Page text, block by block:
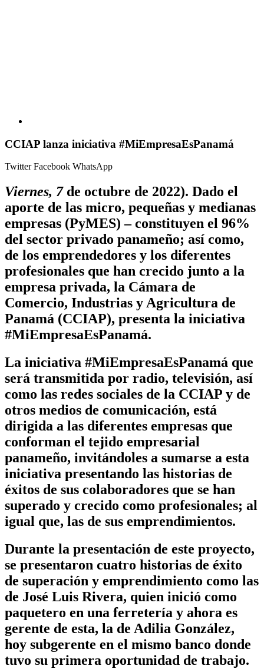
CCIAP lanza iniciativa #MiEmpresaEsPanamá
TwitterFacebook WhatsApp
Viernes, 7de octubre de 2022). Dado el
aporte de las micro, pequeñas y medianas
empresas (PyMES) – constituyen el 96%
del sector privado panameño; así como,
de los emprendedores y los diferentes
profesionales que han crecido junto a la
empresa privada, la Cámara de
Comercio, Industrias y Agricultura de
Panamá (CCIAP), presenta la iniciativa
#MiEmpresaEsPanamá.
La iniciativa #MiEmpresaEsPanamá que
será transmitida por radio, televisión, así
como las redes sociales de la CCIAP y de
otros medios de comunicación, está
dirigida a las diferentes empresas que
conforman el tejido empresarial
panameño, invitándoles a sumarse a esta
iniciativa presentando las historias de
éxitos de sus colaboradores que se han
superado y crecido como profesionales; al
igual que, las de sus emprendimientos.
Durante la presentación de este proyecto,
se presentaron cuatro historias de éxito
de superación y emprendimiento como las
de José Luis Rivera, quien inició como
paquetero en una ferretería y ahora es
gerente de esta, la de Adilia González,
hoy subgerente en el mismo banco donde
tuvo su primera oportunidad de trabajo.